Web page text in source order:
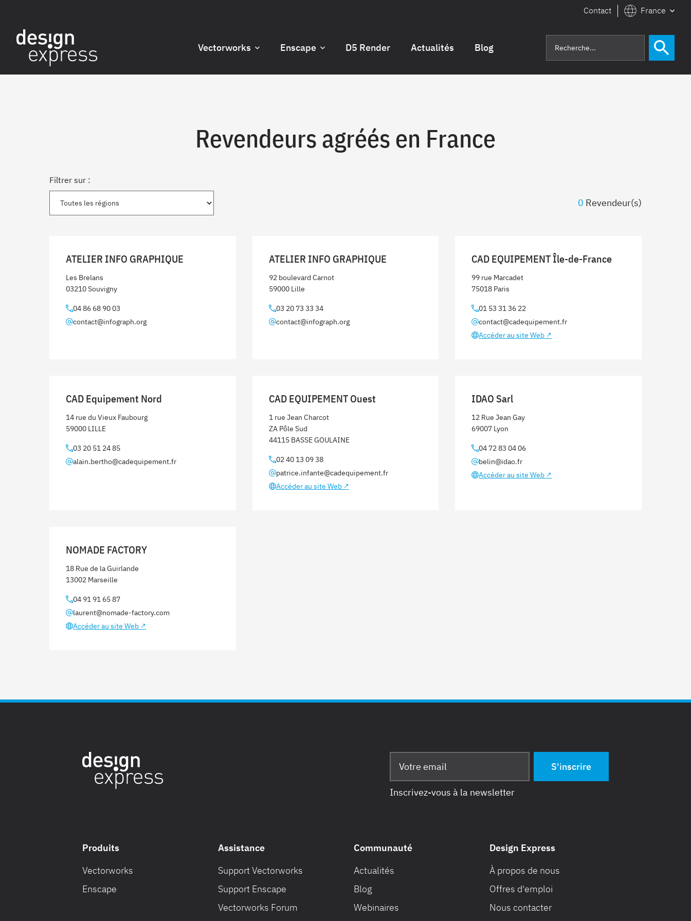
Contact France
Vectorworks Enscape D5 Render Actualités Blog
Revendeurs agréés en France
Filtrer sur :
0 Revendeur(s)
ATELIER INFO GRAPHIQUE
Les Brelans
03210 Souvigny
04 86 68 90 03
contact@infograph.org
ATELIER INFO GRAPHIQUE
92 boulevard Carnot
59000 Lille
03 20 73 33 34
contact@infograph.org
CAD EQUIPEMENT Île-de-France
99 rue Marcadet
75018 Paris
01 53 31 36 22
contact@cadequipement.fr
Accéder au site Web ↗
CAD Equipement Nord
14 rue du Vieux Faubourg
59000 LILLE
03 20 51 24 85
alain.bertho@cadequipement.fr
CAD EQUIPEMENT Ouest
1 rue Jean Charcot
ZA Pôle Sud
44115 BASSE GOULAINE
02 40 13 09 38
patrice.infante@cadequipement.fr
Accéder au site Web ↗
IDAO Sarl
12 Rue Jean Gay
69007 Lyon
04 72 83 04 06
belin@idao.fr
Accéder au site Web ↗
NOMADE FACTORY
18 Rue de la Guirlande
13002 Marseille
04 91 91 65 87
laurent@nomade-factory.com
Accéder au site Web ↗
Inscrivez-vous à la newsletter
Produits
Vectorworks
Enscape
Assistance
Support Vectorworks
Support Enscape
Vectorworks Forum
Communauté
Actualités
Blog
Webinaires
Design Express
À propos de nous
Offres d'emploi
Nous contacter